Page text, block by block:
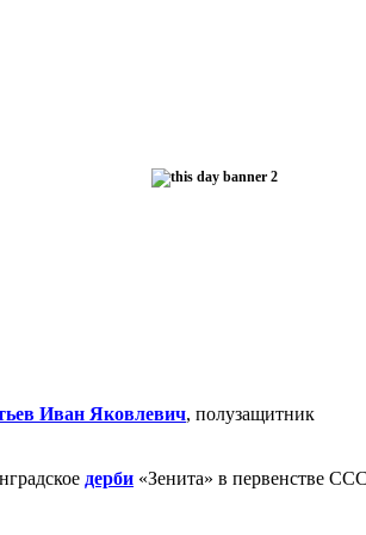
Иван Яковлевич, полузащитник
дерби «Зенита» в первенстве